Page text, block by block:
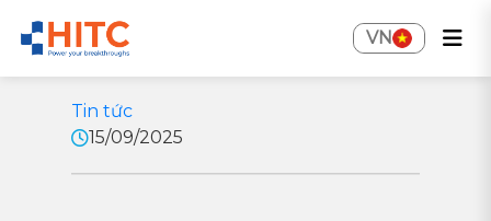
VN
Tin tức
15/09/2025